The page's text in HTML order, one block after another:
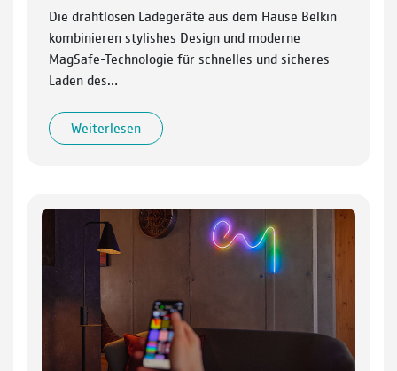
Die drahtlosen Ladegeräte aus dem Hause Belkin
kombinieren stylishes Design und moderne
MagSafe-Technologie für schnelles und sicheres
Laden des…
Weiterlesen